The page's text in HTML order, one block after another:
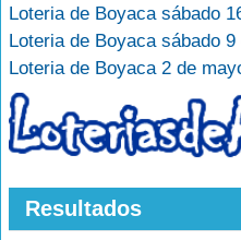
Loteria de Boyaca sábado
Loteria de Boyaca sábado
Loteria de Boyaca 2 de
Resultados